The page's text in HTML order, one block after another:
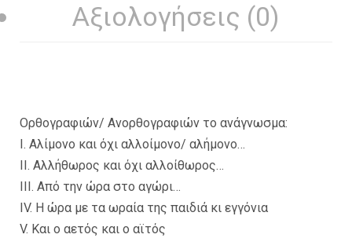
Αξιολογήσεις (0)
Ορθογραφιών/ Ανορθογραφιών το ανάγνωσμα:
Ι. Αλίμονο και όχι αλλοίμονο/ αλήμονο…
ΙΙ. Αλλήθωρος και όχι αλλοίθωρος…
ΙΙΙ. Από την ώρα στο αγώρι…
IV. Η ώρα με τα ωραία της παιδιά κι εγγόνια
V. Και ο αετός και ο αϊτός